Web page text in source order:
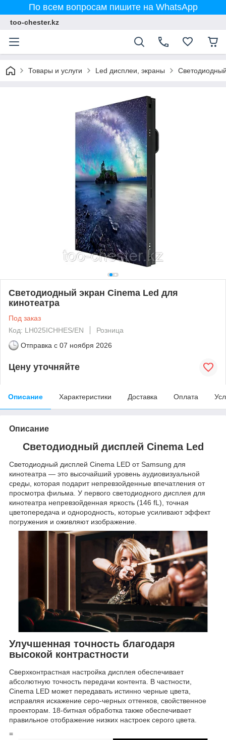
По всем вопросам пишите на WhatsApp
too-chester.kz
Товары и услуги Led дисплеи, экраны
Светодиодный экран Cinema Led для
кинотеатра
Под заказ
Код: LH025ICHHES/EN
Розница
Отправка с 07 ноября 2026
Цену уточняйте
Описание Характеристики Доставка Оплата
Описание
Светодиодный дисплей Cinema Led
Светодиодный дисплей Cinema LED от Samsung для
кинотеатра — это высочайший уровень аудиовизуальной
среды, которая подарит непревзойденные впечатления от
просмотра фильма. У первого светодиодного дисплея для
кинотеатра непревзойденная яркость (146 fL), точная
цветопередача и однородность, которые усиливают эффект
погружения и оживляют изображение.
Улучшенная точность благодаря
высокой контрастности
Сверхконтрастная настройка дисплея обеспечивает
абсолютную точность передачи контента. В частности,
Cinema LED может передавать истинно черные цвета,
исправляя искажение серо-черных оттенков, свойственное
проекторам. 18-битная обработка также обеспечивает
правильное отображение низких настроек серого цвета.
=